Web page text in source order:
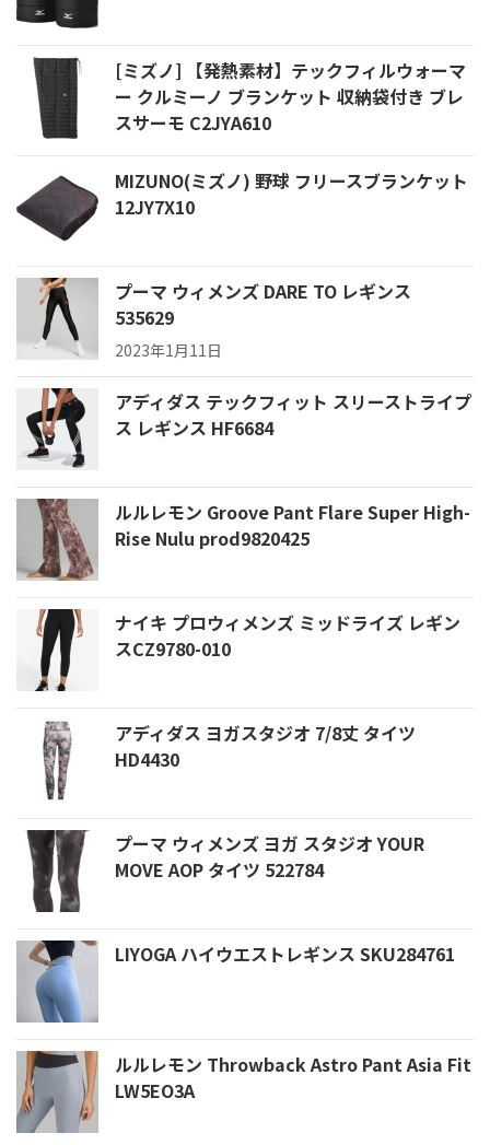
[ミズノ] 【発熱素材】テックフィルウォーマ
ー クルミーノ ブランケット 収納袋付き ブレ
スサーモ C2JYA610
MIZUNO(ミズノ) 野球 フリースブランケット
12JY7X10
プーマ ウィメンズ DARE TO レギンス
535629
2023年1月11日
アディダス テックフィット スリーストライプ
ス レギンス HF6684
ルルレモン Groove Pant Flare Super High-
Rise Nulu prod9820425
ナイキ プロウィメンズ ミッドライズ レギン
スCZ9780-010
アディダス ヨガスタジオ 7/8丈 タイツ
HD4430
プーマ ウィメンズ ヨガ スタジオ YOUR
MOVE AOP タイツ 522784
LIYOGA ハイウエストレギンス SKU284761
ルルレモン Throwback Astro Pant Asia Fit
LW5EO3A